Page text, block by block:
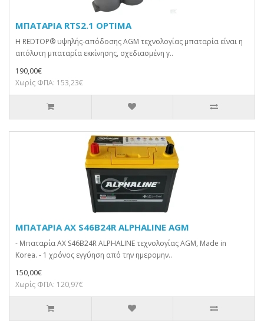
ΜΠΑΤΑΡΙΑ RTS2.1 OPTIMA
Η REDTOP® υψηλής-απόδοσης AGM τεχνολογίας μπαταρία είναι η
απόλυτη μπαταρία εκκίνησης, σχεδιασμένη γ..
190,00€
Χωρίς ΦΠΑ: 153,23€
ΜΠΑΤΑΡΙΑ AX S46B24R ALPHALINE AGM
- Μπαταρία AX S46B24R ALPHALINE τεχνολογίας AGM, Made in
Korea. - 1 χρόνος εγγύηση από την ημερομην..
150,00€
Χωρίς ΦΠΑ: 120,97€